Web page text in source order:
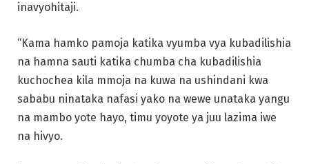
inavyohitaji.
“Kama hamko pamoja katika vyumba vya kubadilishia
na hamna sauti katika chumba cha kubadilishia
kuchochea kila mmoja na kuwa na ushindani kwa
sababu ninataka nafasi yako na wewe unataka yangu
na mambo yote hayo, timu yoyote ya juu lazima iwe
na hivyo.